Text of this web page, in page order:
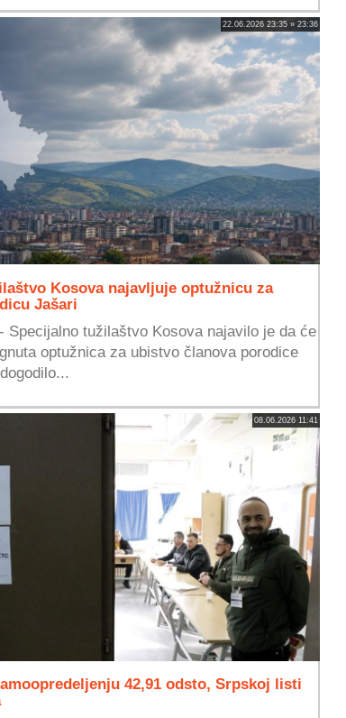
22.06.2026 23:35 » 23:36
Kosova najavljuje optužnicu za
Jašari
Specijalno tužilaštvo Kosova najavilo je da će
optužnica za ubistvo članova porodice
08.06.2026 11:41
42,91 odsto, Srpskoj listi